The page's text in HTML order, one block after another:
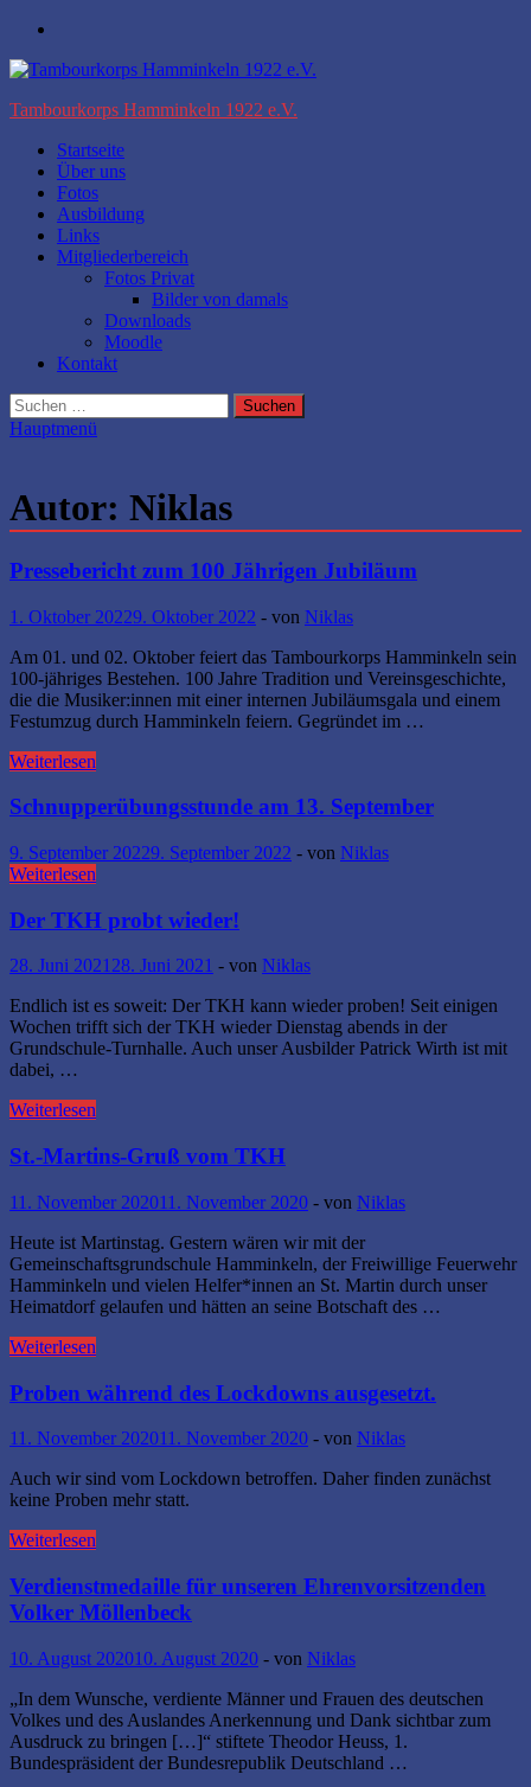
Zum
springen
Tambourkorps Hamminkeln 1922 e.V.
Startseite
Über uns
Fotos
Ausbildung
Links
Mitgliederbereich
Fotos Privat
Bilder von damals
Downloads
Moodle
Kontakt
Suchen
nach:
Hauptmenü
Autor: Niklas
Pressebericht zum 100 Jährigen Jubiläum
1. Oktober 20229. Oktober 2022 - von Niklas
Am 01. und 02. Oktober feiert das Tambourkorps Hamminkeln sein
100-jähriges Bestehen. 100 Jahre Tradition und Vereinsgeschichte,
die die Musiker:innen mit einer internen Jubiläumsgala und einem
Festumzug durch Hamminkeln feiern. Gegründet im …
Pressebericht
100
Jubiläum
Weiterlesen
Schnupperübungsstunde am 13. September
9. September 20229. September 2022 - von Niklas
Schnupperübungsstunde
13.
September
Weiterlesen
Der TKH probt wieder!
28. Juni 202128. Juni 2021 - von Niklas
Endlich ist es soweit: Der TKH kann wieder proben! Seit einigen
Wochen trifft sich der TKH wieder Dienstag abends in der
Grundschule-Turnhalle. Auch unser Ausbilder Patrick Wirth ist mit
dabei, …
Der
probt
Weiterlesen
St.-Martins-Gruß vom TKH
11. November 202011. November 2020 - von Niklas
Heute ist Martinstag. Gestern wären wir mit der
Gemeinschaftsgrundschule Hamminkeln, der Freiwillige Feuerwehr
Hamminkeln und vielen Helfer*innen an St. Martin durch unser
Heimatdorf gelaufen und hätten an seine Botschaft des …
St.-
Gruß
vom
TKH
Weiterlesen
Proben während des Lockdowns ausgesetzt.
11. November 202011. November 2020 - von Niklas
Auch wir sind vom Lockdown betroffen. Daher finden zunächst
keine Proben mehr statt.
Proben
des
Lockdowns
ausgesetzt.
Weiterlesen
Verdienstmedaille für unseren Ehrenvorsitzenden
Volker Möllenbeck
10. August 202010. August 2020 - von Niklas
„In dem Wunsche, verdiente Männer und Frauen des deutschen
Volkes und des Auslandes Anerkennung und Dank sichtbar zum
Ausdruck zu bringen […]“ stiftete Theodor Heuss, 1.
Bundespräsident der Bundesrepublik Deutschland …